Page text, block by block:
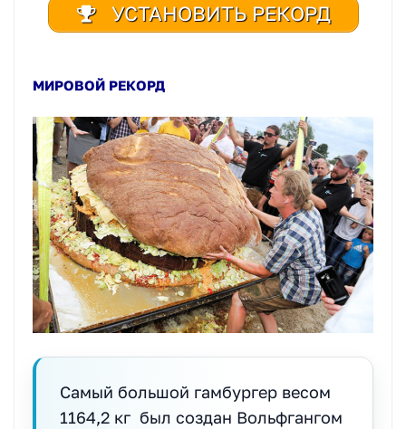
УСТАНОВИТЬ РЕКОРД
МИРОВОЙ РЕКОРД
Самый большой гамбургер весом
1164,2 кг был создан Вольфгангом